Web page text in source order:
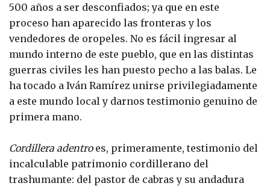
500 años a ser desconfiados; ya que en este
proceso han aparecido las fronteras y los
vendedores de oropeles. No es fácil ingresar al
mundo interno de este pueblo, que en las distintas
guerras civiles les han puesto pecho a las balas. Le
ha tocado a Iván Ramírez unirse privilegiadamente
a este mundo local y darnos testimonio genuino de
primera mano.
Cordillera adentroes, primeramente, testimonio del
incalculable patrimonio cordillerano del
trashumante: del pastor de cabras y su andadura